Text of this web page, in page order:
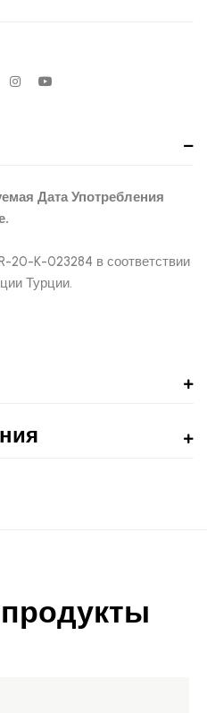
Дата Употребления
20-K-023284 в соответствии
Турции.